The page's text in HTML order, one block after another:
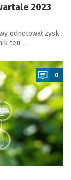
2023
odnotował zysk
ten …
0